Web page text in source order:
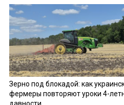
Зерно под блокадой: как
фермеры повторяют уроки 4-